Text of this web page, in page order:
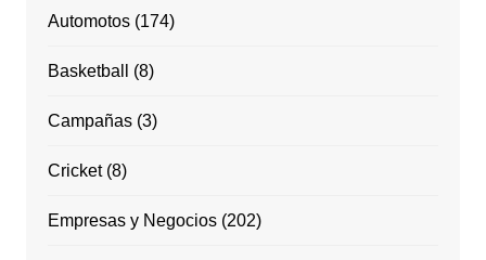
Automotos(174)
Basketball (8)
Campañas(3)
Cricket(8)
Empresas y Negocios(202)